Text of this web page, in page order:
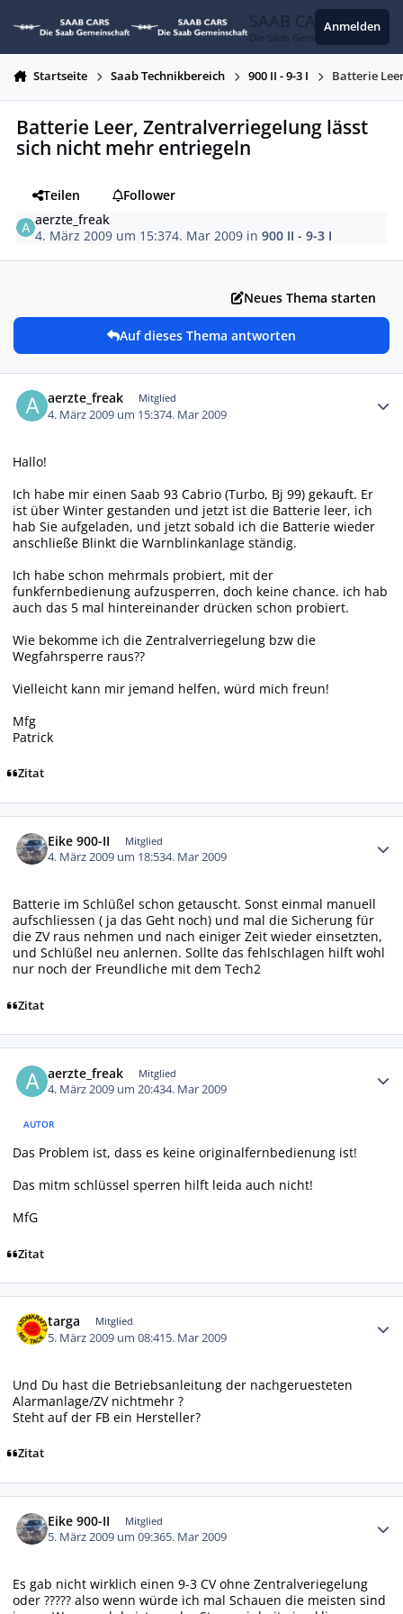
SAAB CARS
Die Saab Gemeinschaft
Anmelden
Startseite Saab Technikbereich 900 II - 9-3 I Batterie
Batterie Leer, Zentralverriegelung lässt
sich nicht mehr entriegeln
Teilen
Follower
aerzte_freak
4. März 2009 um 15:374. Mar 2009 in900 II - 9-3 I
Neues Thema starten
Auf dieses Thema antworten
aerzte_freak Mitglied
4. März 2009 um 15:374. Mar 2009
Hallo!
Ich habe mir einen Saab 93 Cabrio (Turbo, Bj 99) gekauft. Er
ist über Winter gestanden und jetzt ist die Batterie leer, ich
hab Sie aufgeladen, und jetzt sobald ich die Batterie wieder
anschließe Blinkt die Warnblinkanlage ständig.
Ich habe schon mehrmals probiert, mit der
funkfernbedienung aufzusperren, doch keine chance. ich hab
auch das 5 mal hintereinander drücken schon probiert.
Wie bekomme ich die Zentralverriegelung bzw die
Wegfahrsperre raus??
Vielleicht kann mir jemand helfen, würd mich freun!
Mfg
Patrick
Zitat
Eike 900-II Mitglied
4. März 2009 um 18:534. Mar 2009
Batterie im Schlüßel schon getauscht. Sonst einmal manuell
aufschliessen ( ja das Geht noch) und mal die Sicherung für
die ZV raus nehmen und nach einiger Zeit wieder einsetzten,
und Schlüßel neu anlernen. Sollte das fehlschlagen hilft wohl
nur noch der Freundliche mit dem Tech2
Zitat
aerzte_freak Mitglied
4. März 2009 um 20:434. Mar 2009
AUTOR
Das Problem ist, dass es keine originalfernbedienung ist!
Das mitm schlüssel sperren hilft leida auch nicht!
MfG
Zitat
targa Mitglied
5. März 2009 um 08:415. Mar 2009
Und Du hast die Betriebsanleitung der nachgeruesteten
Alarmanlage/ZV nichtmehr ?
Steht auf der FB ein Hersteller?
Zitat
Eike 900-II Mitglied
5. März 2009 um 09:365. Mar 2009
Es gab nicht wirklich einen 9-3 CV ohne Zentralveriegelung
oder ????? also wenn würde ich mal Schauen die meisten sind